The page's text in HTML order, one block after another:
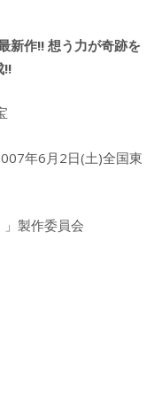
新作!! 想う力が奇跡を
!!
年6月2日(土)全国東
」製作委員会